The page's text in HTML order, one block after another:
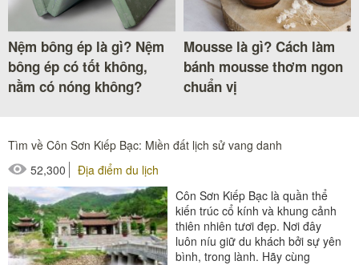
Nệm bông ép là gì? Nệm
bông ép có tốt không,
nằm có nóng không?
Mousse là gì? Cách làm
bánh mousse thơm ngon
chuẩn vị
Tìm về Côn Sơn Kiếp Bạc: Miền đất lịch sử vang danh
52,300
Địa điểm du lịch
Côn Sơn Kiếp Bạc là quần thể
kiến trúc cổ kính và khung cảnh
thiên nhiên tươi đẹp. Nơi đây
luôn níu giữ du khách bởi sự yên
bình, trong lành. Hãy cùng